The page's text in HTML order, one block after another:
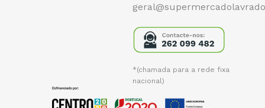
*(chamada para a rede fixa
nacional)